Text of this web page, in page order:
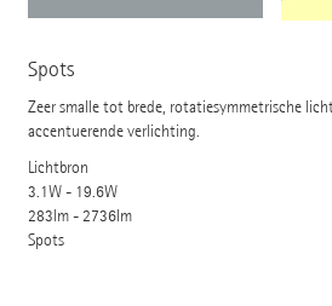
Spots
Zeer smalle tot brede, rotatiesymmetrische
accentuerende verlichting.
Lichtbron
3.1W - 19.6W
283lm - 2736lm
Spots